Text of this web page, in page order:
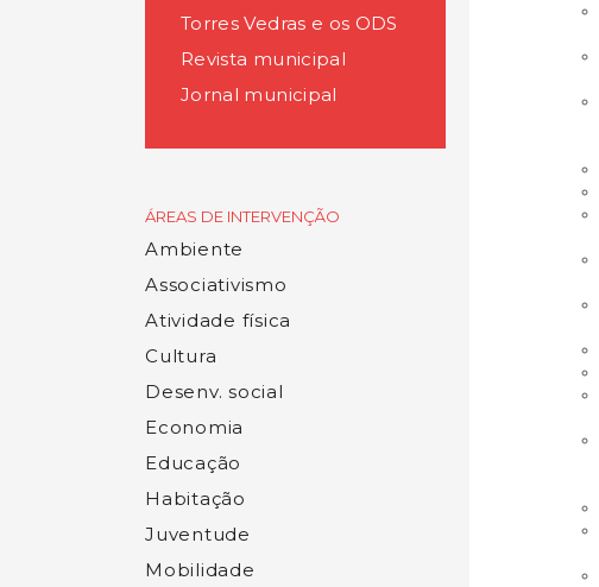
Torres Vedras e os ODS
Revista municipal
Jornal municipal
ÁREAS DE INTERVENÇÃO
Ambiente
Associativismo
Atividade física
Cultura
Desenv. social
Economia
Educação
Habitação
Juventude
Mobilidade